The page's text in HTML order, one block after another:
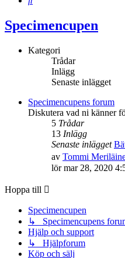
Specimencupen
Kategori
Trådar
Inlägg
Senaste inlägget
Specimencupens forum
Diskutera vad ni känner
5 Trådar
13 Inlägg
Senaste inlägget
av Tommi
lör mar 28, 2020
Hoppa till
Specimencupen
↳ Specimencupens
Hjälp och support
↳ Hjälpforum
Köp och sälj